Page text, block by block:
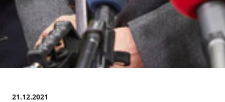
21.12.2021